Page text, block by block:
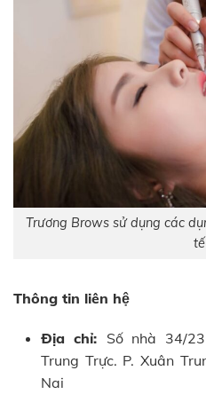
Trương Brows sử dụng các
tế
Thông tin liên hệ
Địa chỉ: Số nhà 34/
Trung Trực. P. Xuân
Nai